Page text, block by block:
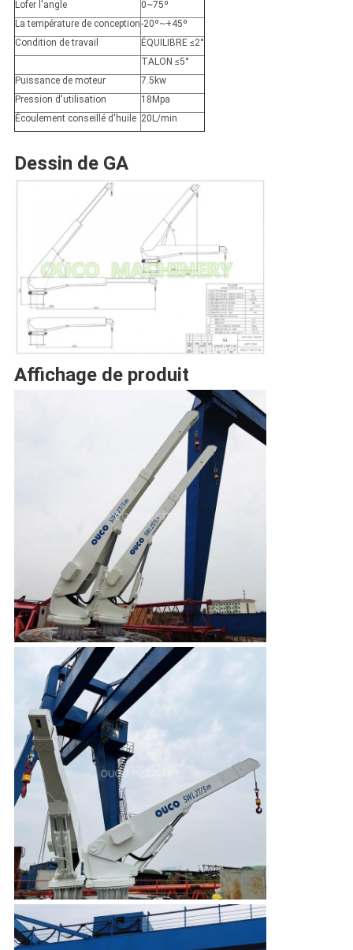
Lofer l'angle
0~75º
La température de conception-20º~+45º
Condition de travail
ÉQUILIBRE ≤2°
TALON ≤5°
Puissance de moteur
7.5kw
Pression d'utilisation
18Mpa
Écoulement conseillé d'huile 20L/min
Dessin de GA
Affichage de produit